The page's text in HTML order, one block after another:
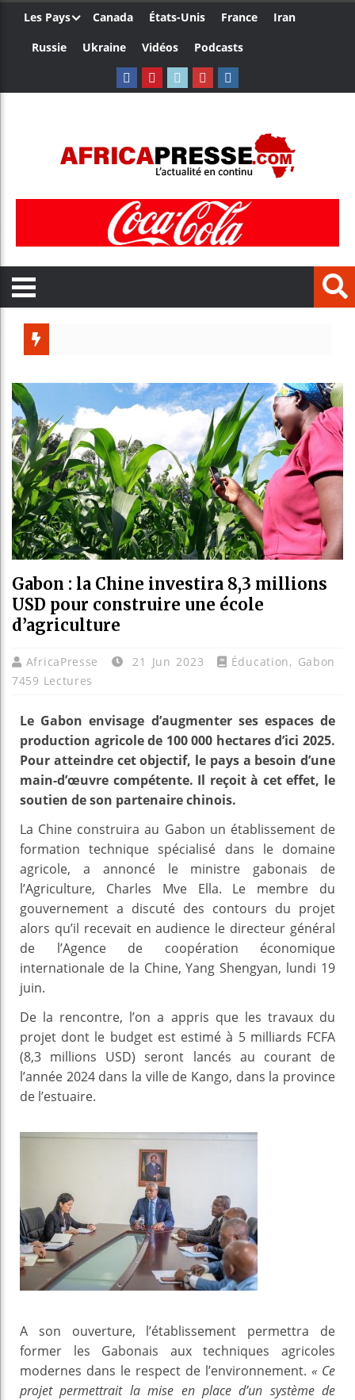
Les Pays Canada États-Unis France
Iran
Russie
Ukraine Vidéos Podcasts
Bénin :
Aliko
Gabon : la Chine investira 8,3 millions
USD pour construire une école
d’agriculture
AfricaPresse 21 Jun 2023 Éducation, Gabon
7459 Lectures
Le Gabon envisage d’augmenter ses espaces de
production agricole de 100 000 hectares d’ici 2025.
Pour atteindre cet objectif, le pays a besoin d’une
main-d’œuvre compétente. Il reçoit à cet effet, le
soutien de son partenaire chinois.
La Chine construira au Gabon un établissement de
formation technique spécialisé dans le domaine
agricole, a annoncé le ministre gabonais de
l’Agriculture, Charles Mve Ella. Le membre du
gouvernement a discuté des contours du projet
alors qu’il recevait en audience le directeur général
de l’Agence de coopération économique
internationale de la Chine, Yang Shengyan, lundi 19
juin.
De la rencontre, l’on a appris que les travaux du
projet dont le budget est estimé à 5 milliards FCFA
(8,3 millions USD) seront lancés au courant de
l’année 2024 dans la ville de Kango, dans la province
de l’estuaire.
A son ouverture, l’établissement permettra de
former les Gabonais aux techniques agricoles
modernes dans le respect de l’environnement. « Ce
projet permettrait la mise en place d’un système de